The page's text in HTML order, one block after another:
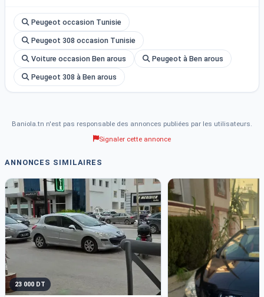
Peugeot occasion Tunisie
Peugeot 308 occasion Tunisie
Voiture occasion Ben arous Peugeot à Ben arous
Peugeot 308 à Ben arous
Baniola.tn n'est pas responsable des annonces publiées par les utilisateurs.
Signaler cette annonce
ANNONCES SIMILAIRES
23 000 DT